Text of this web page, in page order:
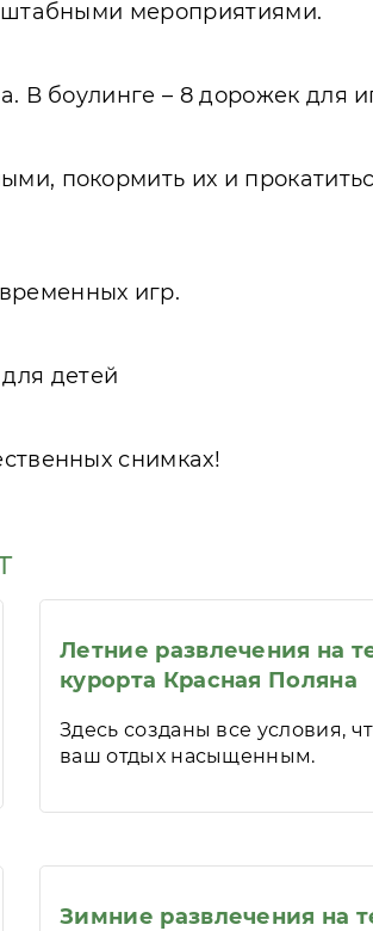
мероприятиями.
В боулинге – 8 дорожек для
покормить их и
игр.
детей
снимках!
Летние развлечения на
курорта Красная Поляна
Здесь созданы все условия,
ваш отдых насыщенным.
Зимние развлечения на